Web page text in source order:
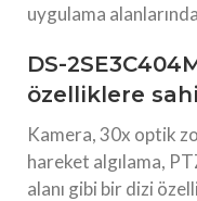
uygulama
DS-
özelliklere
Kamera, 30x optik
hareket algılama,
alanı gibi bir dizi